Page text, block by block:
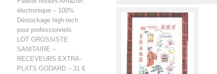
électronique – 100%
Déstockage high-tech
pour professionnels
LOT GROSSISTE
SANITAIRE –
RECEVEURS EXTRA-
PLATS GODARD – 31 €